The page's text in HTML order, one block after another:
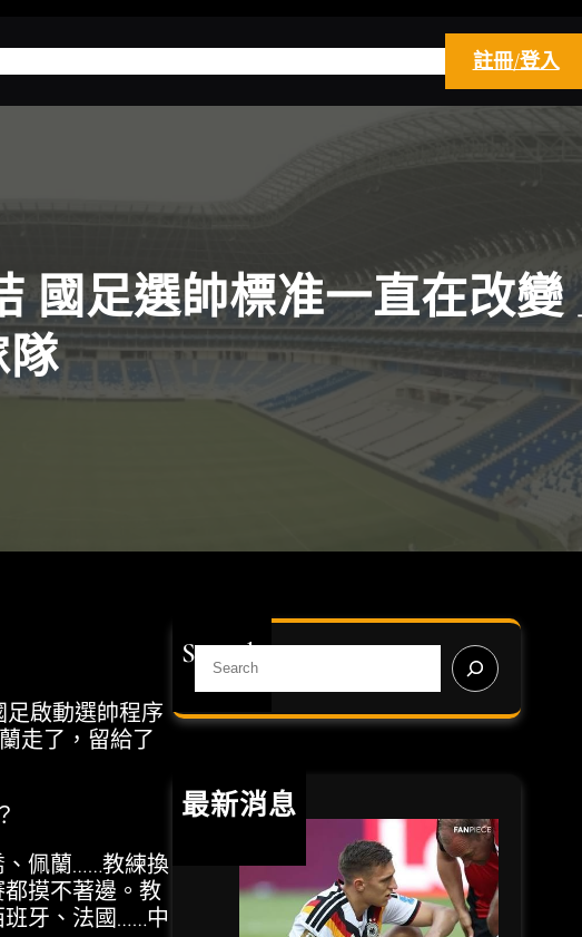
註冊/登入
國足選帥標准一直在改變
足啟動選帥程序
走了，留給了
佩蘭……教練換
摸不著邊。教
牙、法國……中
Search
S
a
h
最新消息